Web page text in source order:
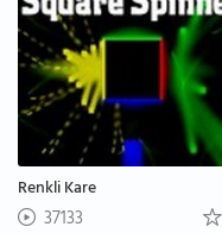
Renkli Kare
37133